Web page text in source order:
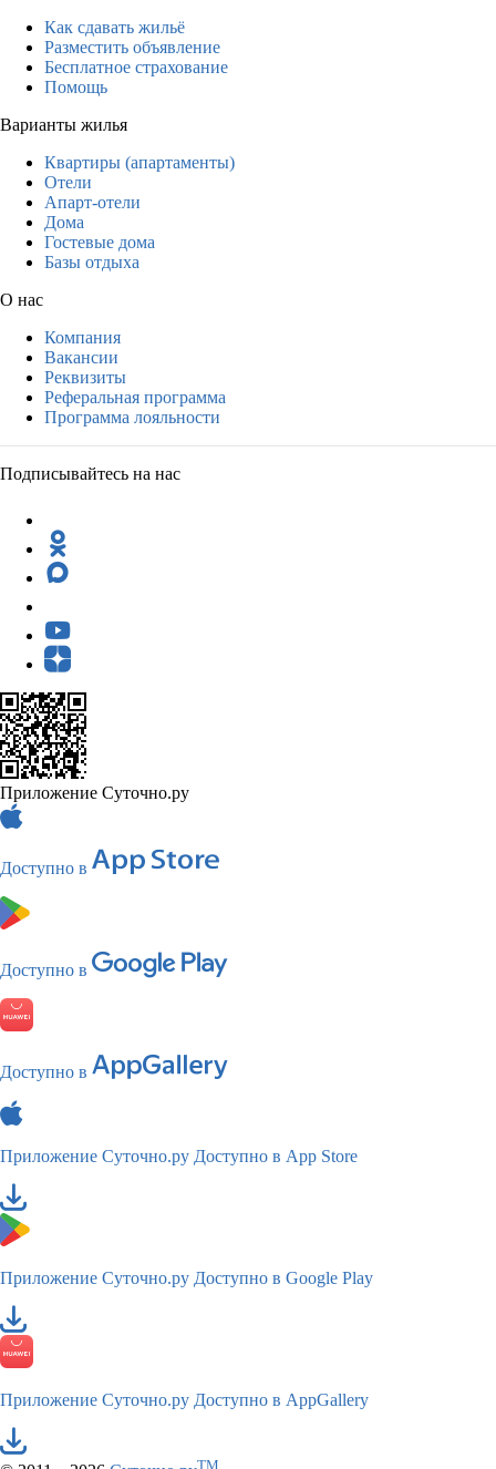
Как сдавать жильё
Разместить объявление
Бесплатное страхование
Помощь
Варианты жилья
Квартиры (апартаменты)
Отели
Апарт-отели
Дома
Гостевые дома
Базы отдыха
О нас
Компания
Вакансии
Реквизиты
Реферальная программа
Программа лояльности
Подписывайтесь на нас
Приложение Суточно.ру
Доступно в
Доступно в
Доступно в
Приложение Суточно.ру Доступно в App Store
Приложение Суточно.ру Доступно в Google Play
Приложение Суточно.ру Доступно в AppGallery
TM